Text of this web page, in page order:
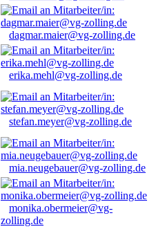
dagmar.maier@vg-zolling.de
erika.mehl@vg-zolling.de
stefan.meyer@vg-zolling.de
mia.neugebauer@vg-zolling.de
monika.obermeier@vg-
zolling.de